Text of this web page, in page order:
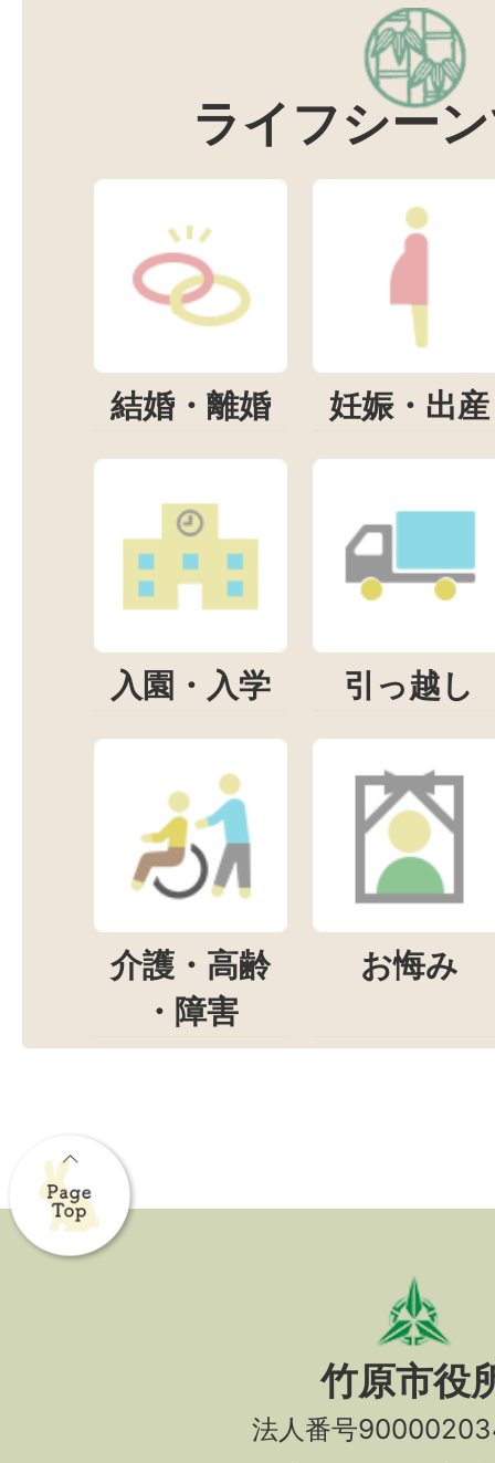
ライフシー
結婚・離婚 妊娠・出産
入園・入学 引っ越し
介護・高齢
・障害
お悔み
竹原市役
法人番号